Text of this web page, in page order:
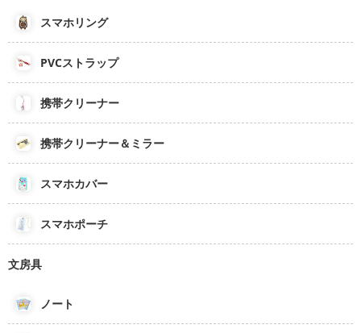
スマホリング
PVCストラップ
携帯クリーナー
携帯クリーナー＆ミラー
スマホカバー
スマホポーチ
文房具
ノート